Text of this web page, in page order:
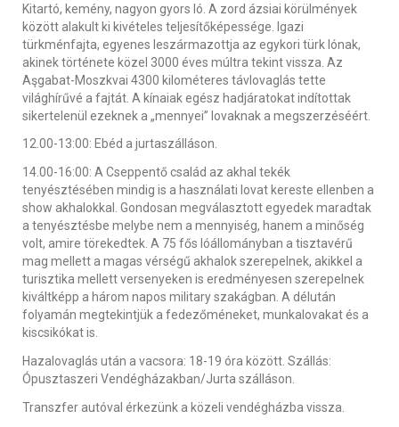
Kitartó, kemény, nagyon gyors ló. A zord ázsiai körülmények
között alakult ki kivételes teljesítőképessége. Igazi
türkménfajta, egyenes leszármazottja az egykori türk lónak,
akinek története közel 3000 éves múltra tekint vissza. Az
Aşgabat-Moszkvai 4300 kilométeres távlovaglás tette
világhírűvé a fajtát. A kínaiak egész hadjáratokat indítottak
sikertelenül ezeknek a „mennyei” lovaknak a megszerzéséért.
12.00-13:00: Ebéd a jurtaszálláson.
14.00-16:00: A Cseppentő család az akhal tekék
tenyésztésében mindig is a használati lovat kereste ellenben a
show akhalokkal. Gondosan megválasztott egyedek maradtak
a tenyésztésbe melybe nem a mennyiség, hanem a minőség
volt, amire törekedtek. A 75 fős lóállományban a tisztavérű
mag mellett a magas vérségű akhalok szerepelnek, akikkel a
turisztika mellett versenyeken is eredményesen szerepelnek
kiváltképp a három napos military szakágban. A délután
folyamán megtekintjük a fedezőméneket, munkalovakat és a
kiscsikókat is.
Hazalovaglás után a vacsora: 18-19 óra között. Szállás:
Ópusztaszeri Vendégházakban/Jurta szálláson.
Transzfer autóval érkezünk a közeli vendégházba vissza.